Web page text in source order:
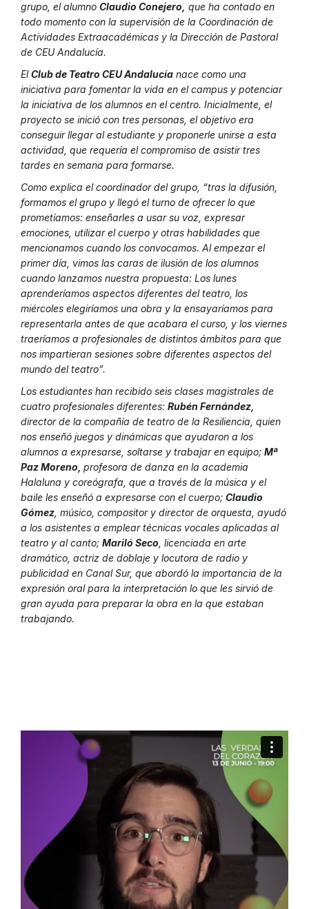
grupo, el alumno Claudio Conejero, que ha contado en
todo momento con la supervisión de la Coordinación de
Actividades Extraacadémicas y la Dirección de Pastoral
de CEU Andalucía.
ElClub de Teatro CEU Andalucía nace como una
iniciativa para fomentar la vida en el campus y potenciar
la iniciativa de los alumnos en el centro. Inicialmente, el
proyecto se inició con tres personas, el objetivo era
conseguir llegar al estudiante y proponerle unirse a esta
actividad, que requería el compromiso de asistir tres
tardes en semana para formarse.
Como explica el coordinador del grupo, “tras la difusión,
formamos el grupo y llegó el turno de ofrecer lo que
prometíamos: enseñarles a usar su voz, expresar
emociones, utilizar el cuerpo y otras habilidades que
mencionamos cuando los convocamos. Al empezar el
primer día, vimos las caras de ilusión de los alumnos
cuando lanzamos nuestra propuesta: Los lunes
aprenderíamos aspectos diferentes del teatro, los
miércoles elegiríamos una obra y la ensayaríamos para
representarla antes de que acabara el curso, y los viernes
traeríamos a profesionales de distintos ámbitos para que
nos impartieran sesiones sobre diferentes aspectos del
mundo del teatro”.
Los estudiantes han recibido seis clases magistrales de
cuatro profesionales diferentes: Rubén Fernández,
director de la compañía de teatro de la Resiliencia, quien
nos enseñó juegos y dinámicas que ayudaron a los
alumnos a expresarse, soltarse y trabajar en equipo; Mª
Paz Moreno, profesora de danza en la academia
Halaluna y coreógrafa, que a través de la música y el
baile les enseñó a expresarse con el cuerpo; Claudio
Gómez , músico, compositor y director de orquesta, ayudó
a los asistentes a emplear técnicas vocales aplicadas al
teatro y al canto; Mariló Seco , licenciada en arte
dramático, actriz de doblaje y locutora de radio y
publicidad en Canal Sur, que abordó la importancia de la
expresión oral para la interpretación lo que les sirvió de
gran ayuda para preparar la obra en la que estaban
trabajando.